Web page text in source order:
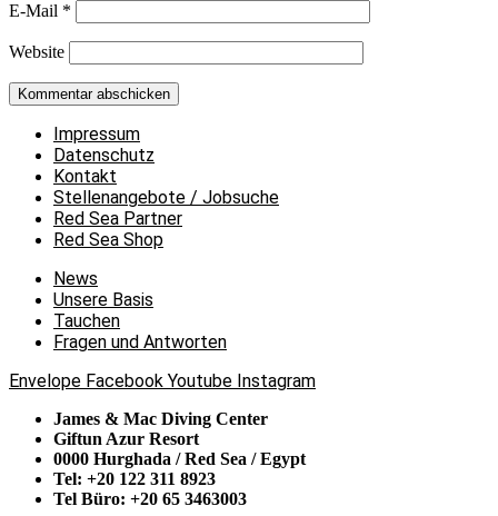
E-Mail *
Website
Impressum
Datenschutz
Kontakt
Stellenangebote / Jobsuche
Red Sea Partner
Red Sea Shop
News
Unsere Basis
Tauchen
Fragen und Antworten
Envelope Facebook Youtube Instagram
James & Mac Diving Center
Giftun Azur Resort
0000 Hurghada / Red Sea / Egypt
Tel: +20 122 311 8923
Tel Büro: +20 65 3463003